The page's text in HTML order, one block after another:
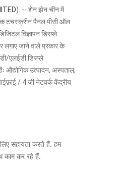
). -- शेन झेन चीन में
टचस्क्रीन पैनल पीसी ऑल
विज्ञापन डिस्प्ले
लगाए जाने वाले प्रकार के
एलईडी डिस्प्ले
औद्योगिक उत्पादन, अस्पताल,
/ 4 जी नेटवर्क केंद्रीय
सहायता करते हैं. हम
काम कर रहे हैं.